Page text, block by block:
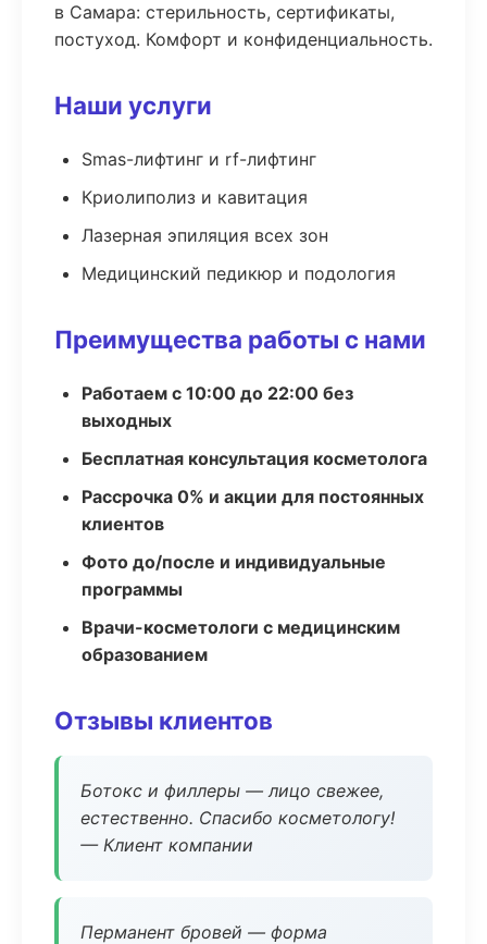
в Самара: стерильность, сертификаты,
постуход. Комфорт и конфиденциальность.
Наши услуги
Smas-лифтинг и rf-лифтинг
Криолиполиз и кавитация
Лазерная эпиляция всех зон
Медицинский педикюр и подология
Преимущества работы с нами
Работаем с 10:00 до 22:00 без
выходных
Бесплатная консультация косметолога
Рассрочка 0% и акции для постоянных
клиентов
Фото до/после и индивидуальные
программы
Врачи-косметологи с медицинским
образованием
Отзывы клиентов
Ботокс и филлеры — лицо свежее,
естественно. Спасибо косметологу!
— Клиент компании
Перманент бровей — форма